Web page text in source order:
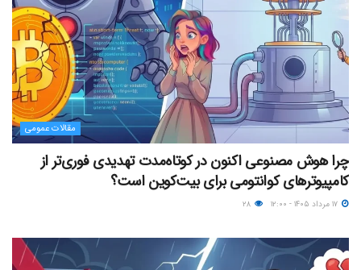
مقالات عمومی
چرا هوش مصنوعی اکنون در کوتاه‌مدت تهدیدی فوری‌تر از
کامپیوترهای کوانتومی برای بیت‌کوین است؟